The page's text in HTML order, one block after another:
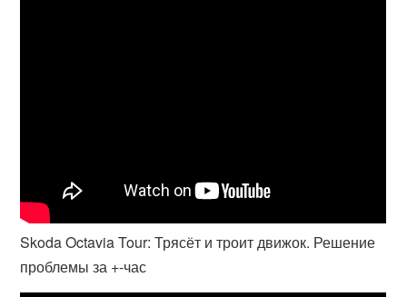
Skoda Octavia Tour: Трясёт и троит движок. Решение
проблемы за +-час